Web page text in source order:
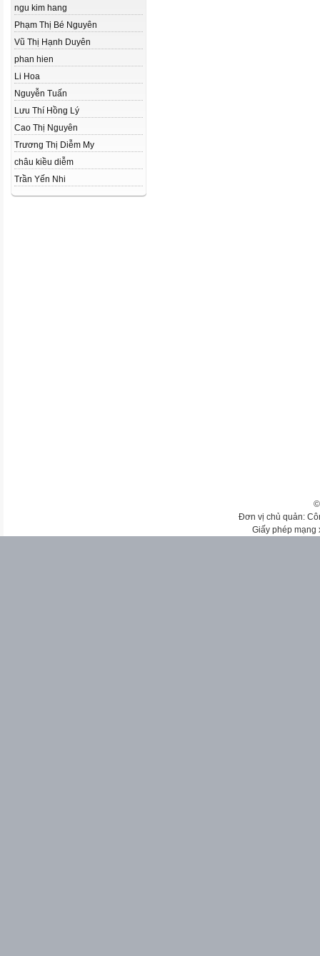
ngu kim hang
Phạm Thị Bé Nguyên
Vũ Thị Hạnh Duyên
phan hien
Li Hoa
Nguyễn Tuấn
Lưu Thí Hồng Lý
Cao Thị Nguyên
Trương Thị Diễm My
châu kiều diễm
Trần Yến Nhi
Đơn vị chủ quản:
Giấy phép mạng